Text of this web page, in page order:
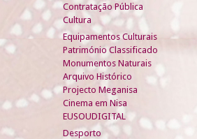
Contratação Pública
Cultura
Equipamentos Culturais
Património Classificado
Monumentos Naturais
Arquivo Histórico
Projecto Meganisa
Cinema em Nisa
EUSOUDIGITAL
Desporto